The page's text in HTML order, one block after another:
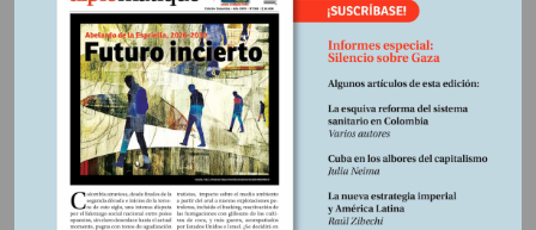
Información adicional
Rusia
Fuente:Le Monde diplomatique, edición Colombia Nº253,
abril 2025